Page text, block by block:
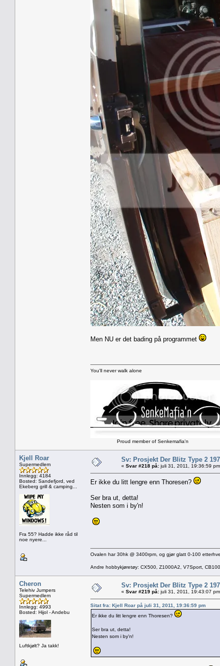
Men NU er det bading på programmet
You'll never walk alone
Proud member of Senkemafia'n
Kjell Roar
Supermedlem
Innlegg: 4184
Bosted: Sandefjord, ved
Ekeberg grill & camping...
Fra 55? Hadde ikke råd til
noe nyere...
Sv: Prosjekt Der Blitz Type 2
« Svar #218 på: juli 31, 2011, 19:36:59
Er ikke du litt lengre enn Thoresen?
Ser bra ut, detta!
Nesten som i by'n!
Ovalen har 30hk @ 3400rpm, og gjør glatt 0-100
Andre hobbykjøretøy: CX500, Z1000A2, V7Sport, CB100
Cheron
Telehiv Jumpers
Supermedlem
Innlegg: 4993
Bosted: Hijol - Andebu
Luftkjølt? Ja takk!
Sv: Prosjekt Der Blitz Type 2
« Svar #219 på: juli 31, 2011, 19:43:07
Sitat fra: Kjell Roar på juli 31, 2011, 19:36:59 pm
Er ikke du litt lengre enn Thoresen?
Ser bra ut, detta!
Nesten som i by'n!